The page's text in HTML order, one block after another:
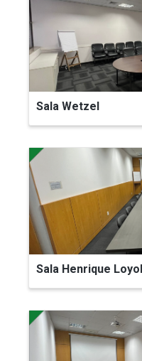
Sala Wetzel
Sala Henrique